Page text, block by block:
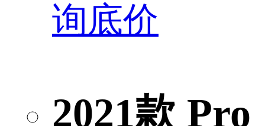
询底价
2021款 Pro